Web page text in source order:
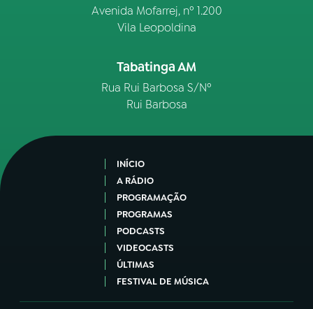
Avenida Mofarrej, nº 1.200
Vila Leopoldina
Tabatinga AM
Rua Rui Barbosa S/Nº
Rui Barbosa
INÍCIO
A RÁDIO
PROGRAMAÇÃO
PROGRAMAS
PODCASTS
VIDEOCASTS
ÚLTIMAS
FESTIVAL DE MÚSICA